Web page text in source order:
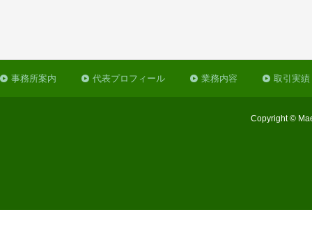
事務所案内 代表プロフィール 業務内容 取引実績
Copyright ©